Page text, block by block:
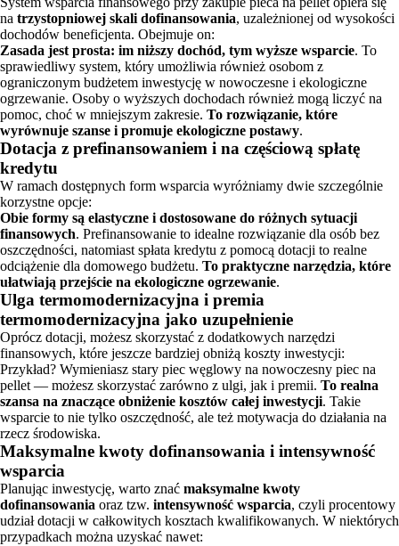
na trzystopniowej skali dofinansowania, uzależnionej od wysokości
dochodów beneficjenta. Obejmuje on:
Zasada jest prosta: im niższy dochód, tym wyższe wsparcie. To
sprawiedliwy system, który umożliwia również osobom z
ograniczonym budżetem inwestycję w nowoczesne i ekologiczne
ogrzewanie. Osoby o wyższych dochodach również mogą liczyć na
pomoc, choć w mniejszym zakresie. To rozwiązanie, które
wyrównuje szanse i promuje ekologiczne postawy.
Dotacja z prefinansowaniem i na częściową spłatę
kredytu
W ramach dostępnych form wsparcia wyróżniamy dwie szczególnie
korzystne opcje:
Obie formy są elastyczne i dostosowane do różnych sytuacji
finansowych. Prefinansowanie to idealne rozwiązanie dla osób bez
oszczędności, natomiast spłata kredytu z pomocą dotacji to realne
odciążenie dla domowego budżetu. To praktyczne narzędzia, które
ułatwiają przejście na ekologiczne ogrzewanie.
Ulga termomodernizacyjna i premia
termomodernizacyjna jako uzupełnienie
Oprócz dotacji, możesz skorzystać z dodatkowych narzędzi
finansowych, które jeszcze bardziej obniżą koszty inwestycji:
Przykład? Wymieniasz stary piec węglowy na nowoczesny piec na
pellet — możesz skorzystać zarówno z ulgi, jak i premii. To realna
szansa na znaczące obniżenie kosztów całej inwestycji. Takie
wsparcie to nie tylko oszczędność, ale też motywacja do działania na
rzecz środowiska.
Maksymalne kwoty dofinansowania i intensywność
wsparcia
Planując inwestycję, warto znać maksymalne kwoty
dofinansowania oraz tzw. intensywność wsparcia, czyli procentowy
udział dotacji w całkowitych kosztach kwalifikowanych. W niektórych
przypadkach można uzyskać nawet: